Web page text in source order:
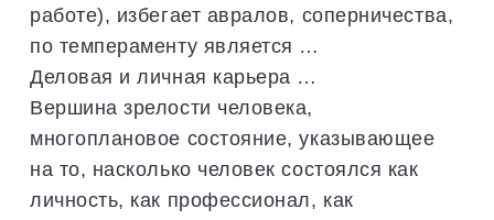
работе), избегает авралов, соперничества,
по темпераменту является …
Деловая и личная карьера …
Вершина зрелости человека,
многоплановое состояние, указывающее
на то, насколько человек состоялся как
личность, как профессионал, как